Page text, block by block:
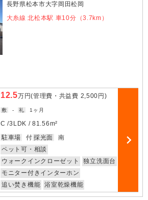
長野県松本市大字岡田松岡
大糸線 北松本駅 車10分（3.7km）
12.5万円(管理費・共益費 2,500円 )
敷 - 礼 1ヶ月
C /3LDK /81.56m²
駐車場
付 採光面
南
ペット可・相談
ウォークインクローゼット
独立洗面台
モニター付きインターホン
追い焚き機能 浴室乾燥機能